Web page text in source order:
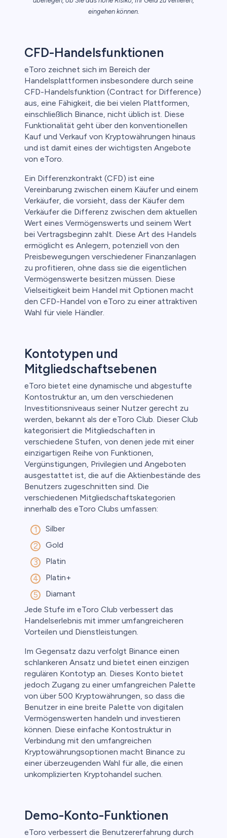
eingehen können.
CFD-Handelsfunktionen
eToro zeichnet sich im Bereich der
Handelsplattformen insbesondere durch seine
CFD-Handelsfunktion (Contract for Difference)
aus, eine Fähigkeit, die bei vielen Plattformen,
einschließlich Binance, nicht üblich ist. Diese
Funktionalität geht über den konventionellen
Kauf und Verkauf von Kryptowährungen hinaus
und ist damit eines der wichtigsten Angebote
von eToro.
Ein Differenzkontrakt (CFD) ist eine
Vereinbarung zwischen einem Käufer und einem
Verkäufer, die vorsieht, dass der Käufer dem
Verkäufer die Differenz zwischen dem aktuellen
Wert eines Vermögenswerts und seinem Wert
bei Vertragsbeginn zahlt. Diese Art des Handels
ermöglicht es Anlegern, potenziell von den
Preisbewegungen verschiedener Finanzanlagen
zu profitieren, ohne dass sie die eigentlichen
Vermögenswerte besitzen müssen. Diese
Vielseitigkeit beim Handel mit Optionen macht
den CFD-Handel von eToro zu einer attraktiven
Wahl für viele Händler.
Kontotypen und
Mitgliedschaftsebenen
eToro bietet eine dynamische und abgestufte
Kontostruktur an, um den verschiedenen
Investitionsniveaus seiner Nutzer gerecht zu
werden, bekannt als der eToro Club. Dieser Club
kategorisiert die Mitgliedschaften in
verschiedene Stufen, von denen jede mit einer
einzigartigen Reihe von Funktionen,
Vergünstigungen, Privilegien und Angeboten
ausgestattet ist, die auf die Aktienbestände des
Benutzers zugeschnitten sind. Die
verschiedenen Mitgliedschaftskategorien
innerhalb des eToro Clubs umfassen:
Silber
Gold
Platin
Platin+
Diamant
Jede Stufe im eToro Club verbessert das
Handelserlebnis mit immer umfangreicheren
Vorteilen und Dienstleistungen.
Im Gegensatz dazu verfolgt Binance einen
schlankeren Ansatz und bietet einen einzigen
regulären Kontotyp an. Dieses Konto bietet
jedoch Zugang zu einer umfangreichen Palette
von über 500 Kryptowährungen, so dass die
Benutzer in eine breite Palette von digitalen
Vermögenswerten handeln und investieren
können. Diese einfache Kontostruktur in
Verbindung mit den umfangreichen
Kryptowährungsoptionen macht Binance zu
einer überzeugenden Wahl für alle, die einen
unkomplizierten Kryptohandel suchen.
Demo-Konto-Funktionen
eToro verbessert die Benutzererfahrung durch